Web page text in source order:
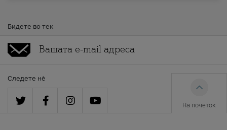
Бидете во тек
Следете нè
На почеток